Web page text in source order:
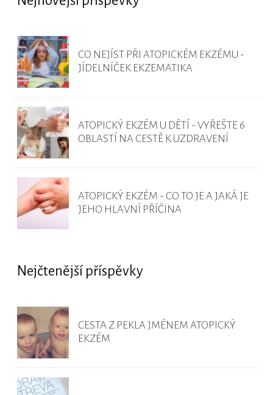
CO NEJÍST PŘI ATOPICKÉM EKZÉMU -
JÍDELNÍČEK EKZEMATIKA
ATOPICKÝ EKZÉM U DĚTÍ - VYŘEŠTE 6
OBLASTÍ NA CESTĚ K UZDRAVENÍ
ATOPICKÝ EKZÉM - CO TO JE A JAKÁ JE
JEHO HLAVNÍ PŘÍČINA
Nejčtenější příspěvky
CESTA Z PEKLA JMÉNEM ATOPICKÝ
EKZÉM